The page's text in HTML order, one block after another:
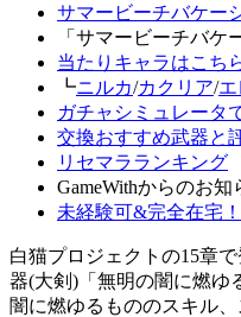
サマービーチバケー
「サマービーチバケ
当たりキャラはこち
┗ニルカ/カクリア/エ
ガチャシミュレータ
交換おすすめ武器と
リセマラランキング
GameWithからのお知
未経験可&完全在宅
白猫プロジェクトの15章
器(大剣)「無明の闇に燃ゆ
闇に燃ゆるもののスキル